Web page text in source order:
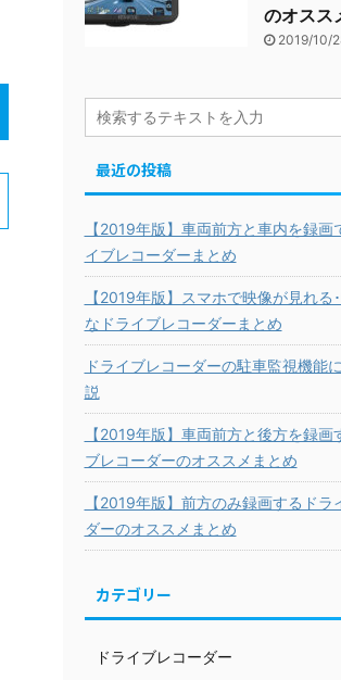
のオスス
2019/10/
最近の投稿
【2019年版】車両前方と車内を録画
イブレコーダーまとめ
【2019年版】スマホで映像が見れる
なドライブレコーダーまとめ
ドライブレコーダーの駐車監視機能
説
【2019年版】車両前方と後方を録画
ブレコーダーのオススメまとめ
【2019年版】前方のみ録画するドラ
ダーのオススメまとめ
カテゴリー
ドライブレコーダー